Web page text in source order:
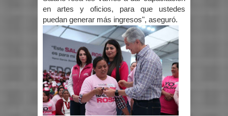
en artes y oficios, para que ustedes
puedan generar más ingresos", aseguró.